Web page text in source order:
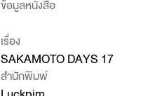
ข้อมูลหนังสือ
เรื่อง
SAKAMOTO DAYS 17
สำนักพิมพ์